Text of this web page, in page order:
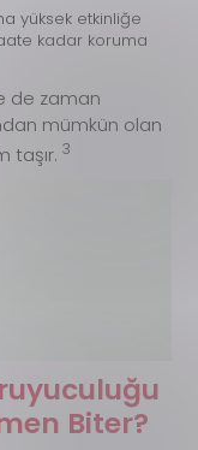
yüksek etkinliğe
kadar koruma
de zaman
mümkün olan
taşır.3
Biter?